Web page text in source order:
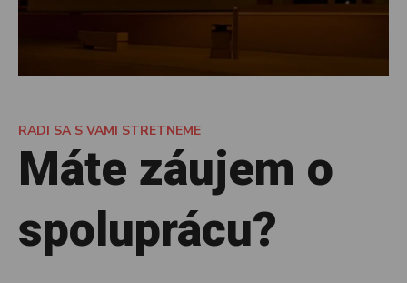
RADI SA S VAMI STRETNEME
Máte záujem o
spoluprácu?